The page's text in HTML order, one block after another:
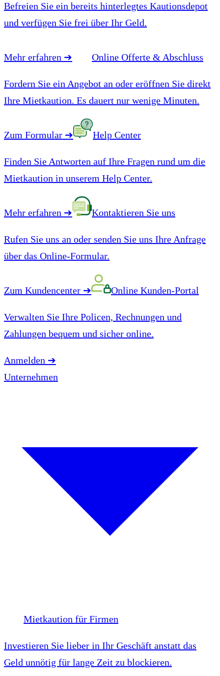
Befreien Sie ein bereits hinterlegtes Kautionsdepot
und verfügen Sie frei über Ihr Geld.
Mehr erfahren ➔ Online Offerte & Abschluss
Fordern Sie ein Angebot an oder eröffnen Sie direkt
Ihre Mietkaution. Es dauert nur wenige Minuten.
Zum Formular ➔ Help Center
Finden Sie Antworten auf Ihre Fragen rund um die
Mietkaution in unserem Help Center.
Mehr erfahren ➔ Kontaktieren Sie uns
Rufen Sie uns an oder senden Sie uns Ihre Anfrage
über das Online-Formular.
Zum Kundencenter ➔ Online Kunden-Portal
Verwalten Sie Ihre Policen, Rechnungen und
Zahlungen bequem und sicher online.
Anmelden ➔
Unternehmen
Mietkaution für Firmen
Investieren Sie lieber in Ihr Geschäft anstatt das
Geld unnötig für lange Zeit zu blockieren.